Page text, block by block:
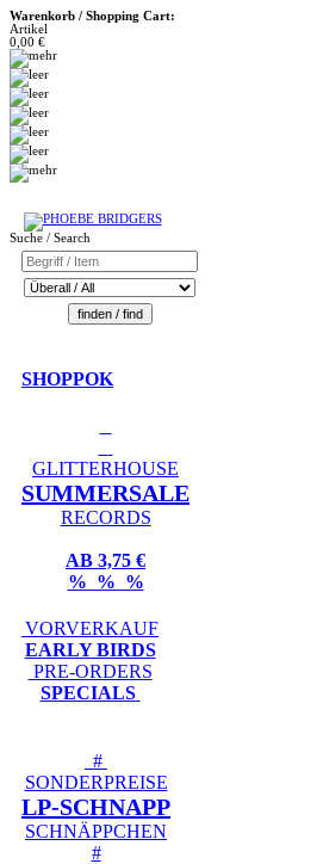
Warenkorb / Shopping Cart:
Artikel
0,00 €
Suche / Search
SHOPPOK
GLITTERHOUSE
SUMMERSALE
RECORDS
AB 3,75 €
% % %
VORVERKAUF
EARLY BIRDS
PRE-ORDERS
SPECIALS
#
SONDERPREISE
LP-SCHNAPP
SCHNÄPPCHEN
#